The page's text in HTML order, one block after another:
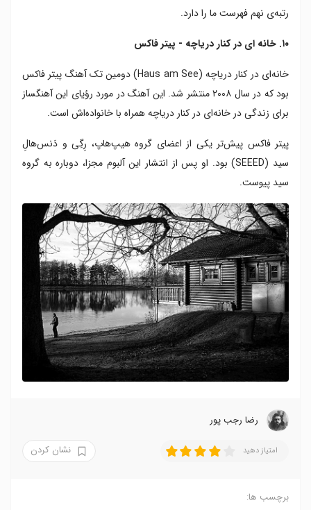
رتبه‌ی نهم فهرست ما را دارد.
۱۰. خانه ای در کنار دریاچه - پیتر فاکس
خانه‌ای در کنار دریاچه (Haus am See) دومین تک آهنگ پیتر فاکس
بود که در سال ۲۰۰۸ منتشر شد. این آهنگ در مورد رؤیای این آهنگساز
برای زندگی در خانه‌ای در کنار دریاچه همراه با خانواده‌اش است.
پیتر فاکس پیش‌تر یکی از اعضای گروه هیپ‌هاپ، رِگِی و دَنس‌هالِ
سید (SEEED) بود. او پس از انتشار این آلبوم مجزا، دوباره به گروه
سید پیوست.
رضا‍ رجب پور
امتیاز دهید نشان کردن
برچسب ها: